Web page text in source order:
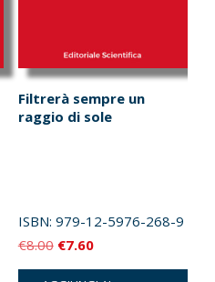
Filtrerà sempre un
raggio di sole
ISBN: 979-12-5976-268-9
€8.00 Il
prezzo
€7.60Il
prezzo